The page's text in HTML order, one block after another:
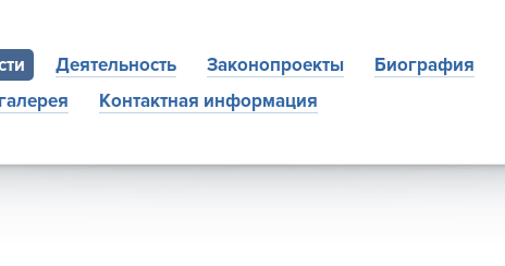
Деятельность Законопроекты Биография
Контактная информация